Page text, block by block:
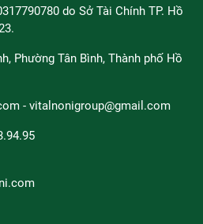
do Sở Tài Chính TP. Hồ
Phường Tân Bình, Thành phố Hồ
- vitalnonigroup@gmail.com